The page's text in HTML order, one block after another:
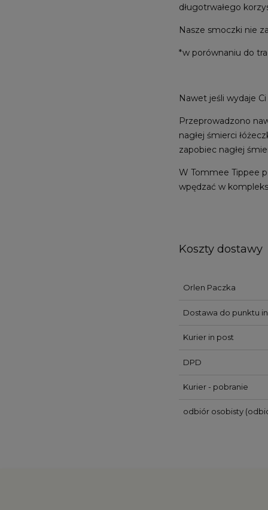
długotrwałego
Nasze smoczki nie
*w porównaniu do
Nawet jeśli wydaje
Przeprowadzono
nagłej śmierci
zapobiec nagłej
W Tommee Tippee
wpędzać w
Koszty dostawy
Orlen Paczka
Dostawa do punktu
Kurier in post
DPD
Kurier - pobranie
odbiór osobisty